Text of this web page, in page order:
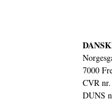
7000
CVR
DUNS